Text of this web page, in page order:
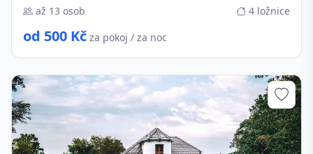
až 13 osob
4 ložnice
od 500 Kč za pokoj / za noc